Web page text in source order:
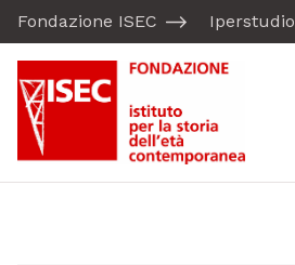
Fondazione ISEC Iperstudio